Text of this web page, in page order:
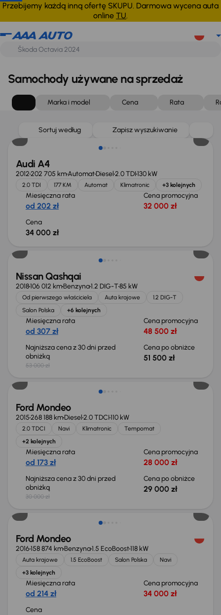
Przebijemy każdą inną ofertę SKUPU. Darmowa wycena auta
online TU.
Samochody używane na sprzedaż
Marka i model Cena Rata
Sortuj według Zapisz wyszukiwanie
Audi A4
2012202 705 kmAutomatDiesel2.0 TDI130 kW
2.0 TDI 177 KM Automat Klimatronic +3 kolejnych
Miesięczna rata
od 202 zł
Cena promocyjna
32 000 zł
Cena
34 000 zł
Nissan Qashqai
2018106 012 kmBenzyna1.2 DIG-T85 kW
Od pierwszego właściciela Auta krajowe
1.2 DIG-T
Salon Polska
+6 kolejnych
Miesięczna rata
od 307 zł
Cena promocyjna
48 500 zł
Najniższa cena z 30 dni przed
obniżką
53 000 zł
Cena po obniżce
51 500 zł
Taniej o 1 000 zł
Ford Mondeo
2015268 188 kmDiesel2.0 TDCI110 kW
2.0 TDCI Navi Klimatronic
Tempomat
+2 kolejnych
Miesięczna rata
od 173 zł
Cena promocyjna
28 000 zł
Najniższa cena z 30 dni przed
obniżką
30 000 zł
Cena po obniżce
29 000 zł
Ford Mondeo
2016158 874 kmBenzyna1.5 EcoBoost118 kW
Auta krajowe 1.5 EcoBoost Salon Polska
Navi
+3 kolejnych
Miesięczna rata
od 214 zł
Cena promocyjna
34 000 zł
Cena